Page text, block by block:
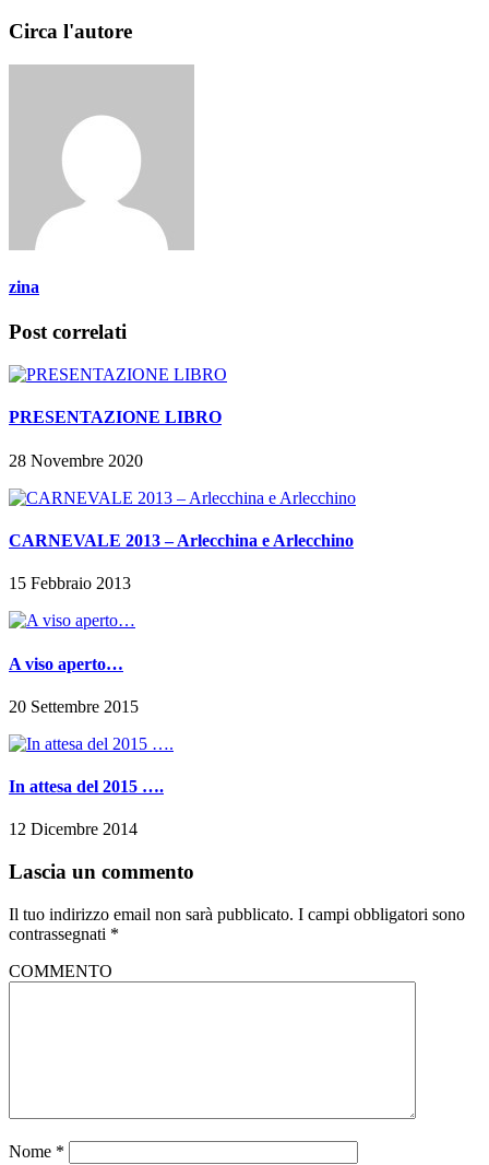
Circa l'autore
zina
Post correlati
PRESENTAZIONE LIBRO
28 Novembre 2020
CARNEVALE 2013 – Arlecchina e Arlecchino
15 Febbraio 2013
A viso aperto…
20 Settembre 2015
In attesa del 2015 ….
12 Dicembre 2014
Lascia un commento
Il tuo indirizzo email non sarà pubblicato. I campi obbligatori sono
contrassegnati *
COMMENTO
Nome *